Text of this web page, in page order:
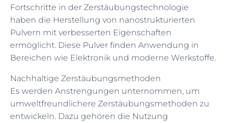
Fortschritte in der Zerstäubungstechnologie
haben die Herstellung von nanostrukturierten
Pulvern mit verbesserten Eigenschaften
ermöglicht. Diese Pulver finden Anwendung in
Bereichen wie Elektronik und moderne Werkstoffe.
Nachhaltige Zerstäubungsmethoden
Es werden Anstrengungen unternommen, um
umweltfreundlichere Zerstäubungsmethoden zu
entwickeln. Dazu gehören die Nutzung